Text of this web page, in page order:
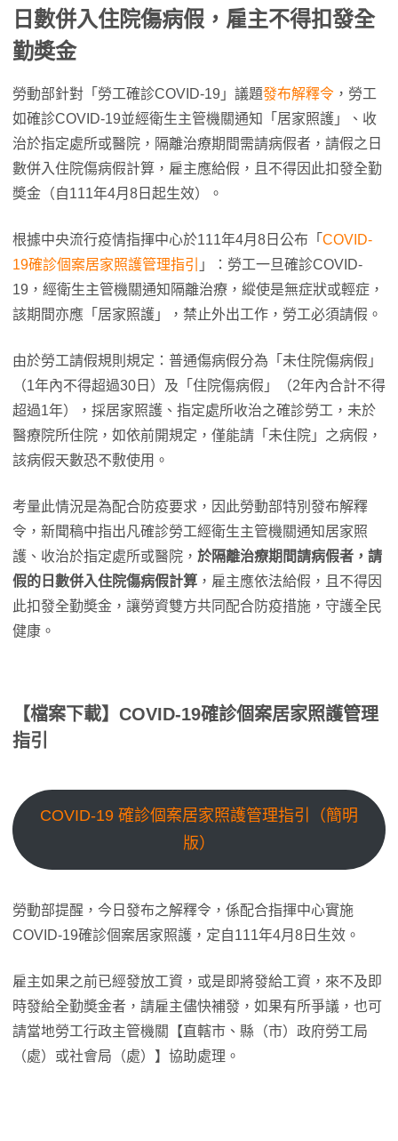
日數併入住院傷病假，雇主不得扣發全
勤奬金
勞動部針對「勞工確診COVID-19」議題發布解釋令 ，勞工
如確診COVID-19並經衛生主管機關通知「居家照護」、收
治於指定處所或醫院，隔離治療期間需請病假者，請假之日
數併入住院傷病假計算，雇主應給假，且不得因此扣發全勤
奬金（自111年4月8日起生效）。
根據中央流行疫情指揮中心於111年4月8日公布「 COVID-
19確診個案居家照護管理指引
」：勞工一旦確診COVID-
19，經衛生主管機關通知隔離治療，縱使是無症狀或輕症，
該期間亦應「居家照護」，禁止外出工作，勞工必須請假。
由於勞工請假規則規定：普通傷病假分為「未住院傷病假」
（1年內不得超過30日）及「住院傷病假」（2年內合計不得
超過1年），採居家照護、指定處所收治之確診勞工，未於
醫療院所住院，如依前開規定，僅能請「未住院」之病假，
該病假天數恐不敷使用。
考量此情況是為配合防疫要求，因此勞動部特別發布解釋
令，新聞稿中指出凡確診勞工經衛生主管機關通知居家照
護、收治於指定處所或醫院， 於隔離治療期間請病假者，請
假的日數併入住院傷病假計算 ，雇主應依法給假，且不得因
此扣發全勤奬金，讓勞資雙方共同配合防疫措施，守護全民
健康。
【檔案下載】COVID-19確診個案居家照護管理
指引
COVID-19 確診個案居家照護管理指引（簡明
版）
勞動部提醒，今日發布之解釋令，係配合指揮中心實施
COVID-19確診個案居家照護，定自111年4月8日生效。
雇主如果之前已經發放工資，或是即將發給工資，來不及即
時發給全勤奬金者，請雇主儘快補發，如果有所爭議，也可
請當地勞工行政主管機關【直轄市、縣（市）政府勞工局
（處）或社會局（處）】協助處理。